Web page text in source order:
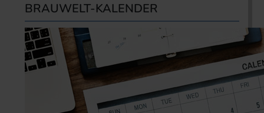
BRAUWELT-KALENDER